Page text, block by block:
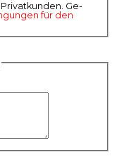
Ge­
für den